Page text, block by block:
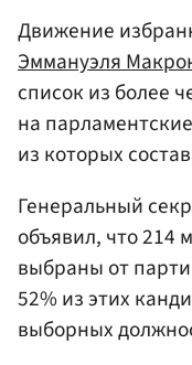
Движение
Эммануэля
список из более
на
из которых
Генеральный
объявил, что
выбраны от
52% из этих
выборных